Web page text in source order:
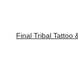
Final Tribal Tattoo